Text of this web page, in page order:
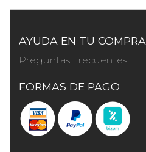
AYUDA EN TU COMPRA
Preguntas Frecuentes
FORMAS DE PAGO